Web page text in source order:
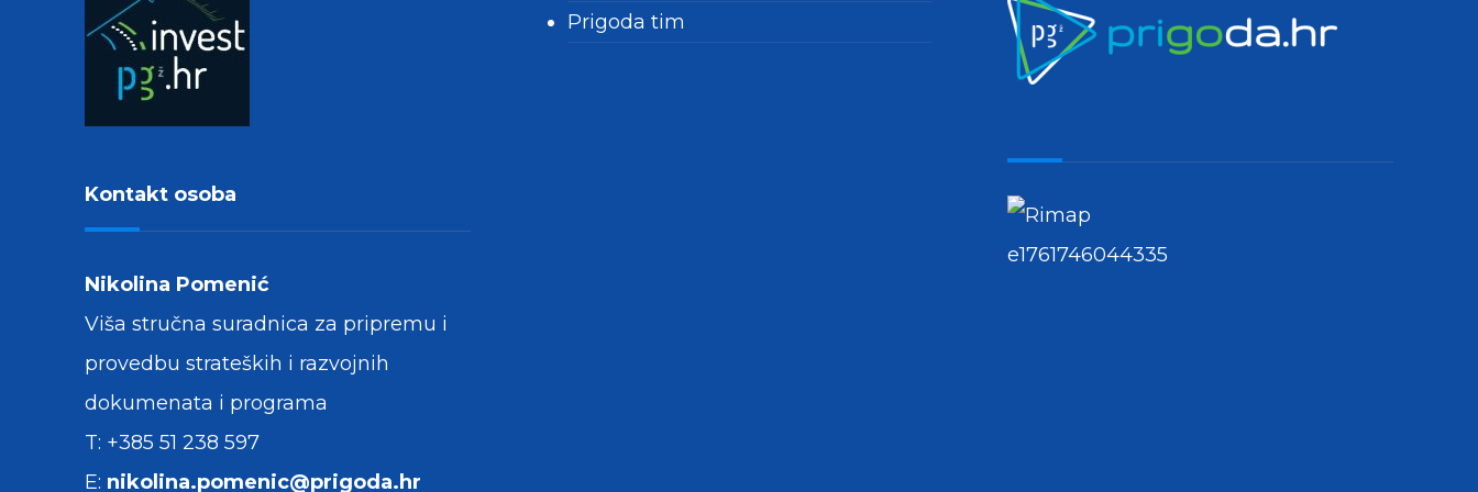
Kontakt osoba
Nikolina Pomenić
Viša stručna suradnica za pripremu i
provedbu strateških i razvojnih
dokumenata i programa
T: +385 51 238 597
E: nikolina.pomenic@prigoda.hr
Prigoda tim